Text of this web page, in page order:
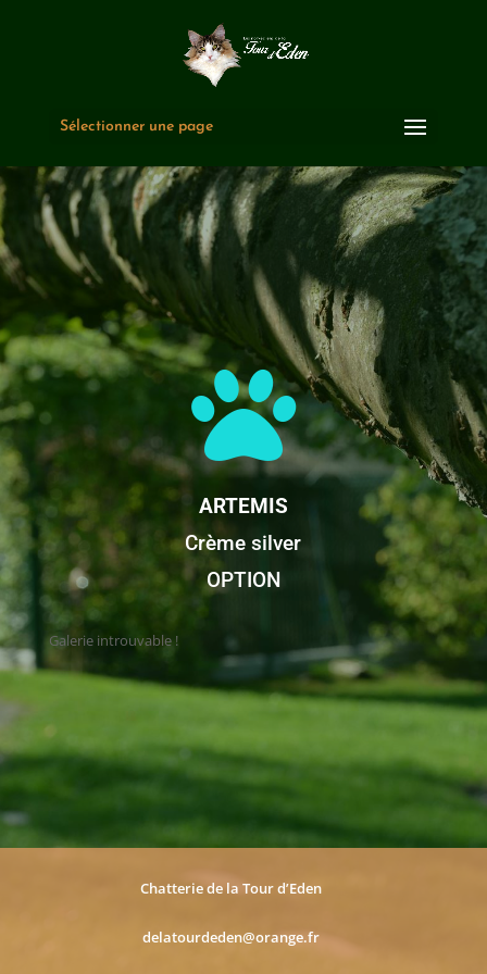
Sélectionner une page

ARTEMIS
Crème silver
OPTION
Galerie introuvable !
Chatterie de la Tour d’Eden
delatourdeden@orange.fr